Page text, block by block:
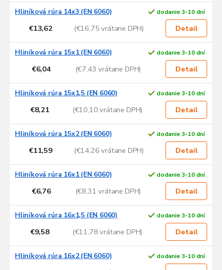
Hliníková rúra 14x3 (EN 6060) dodanie 3-10 dní
€13,62 (€16,75 vrátane DPH) Detail
Hliníková rúra 15x1 (EN 6060) dodanie 3-10 dní
€6,04 (€7,43 vrátane DPH) Detail
Hliníková rúra 15x1,5 (EN 6060) dodanie 3-10 dní
€8,21 (€10,10 vrátane DPH) Detail
Hliníková rúra 15x2 (EN 6060) dodanie 3-10 dní
€11,59 (€14,26 vrátane DPH) Detail
Hliníková rúra 16x1 (EN 6060) dodanie 3-10 dní
€6,76 (€8,31 vrátane DPH) Detail
Hliníková rúra 16x1,5 (EN 6060) dodanie 3-10 dní
€9,58 (€11,78 vrátane DPH) Detail
Hliníková rúra 16x2 (EN 6060) dodanie 3-10 dní